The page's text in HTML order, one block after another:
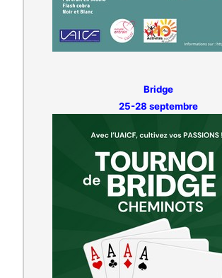
Bridge
25-28 septembre